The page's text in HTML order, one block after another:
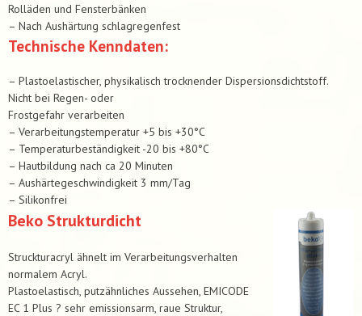
Rolläden und Fensterbänken
– Nach Aushärtung schlagregenfest
Technische Kenndaten:
– Plastoelastischer, physikalisch trocknender Dispersionsdichtstoff.
Nicht bei Regen- oder
Frostgefahr verarbeiten
– Verarbeitungstemperatur +5 bis +30°C
– Temperaturbeständigkeit -20 bis +80°C
– Hautbildung nach ca 20 Minuten
– Aushärtegeschwindigkeit 3 mm/Tag
– Silikonfrei
Beko Strukturdicht
Struckturacryl ähnelt im Verarbeitungsverhalten
normalem Acryl.
Plastoelastisch, putzähnliches Aussehen, EMICODE
EC 1 Plus ? sehr emissionsarm, raue Struktur,